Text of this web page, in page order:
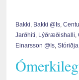
Bakki, Bakki @is,
Jarðhiti, Lýðræðishalli,
Einarsson @is, Stóriðja